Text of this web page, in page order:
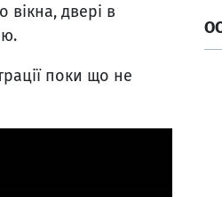
двері в
поки що не